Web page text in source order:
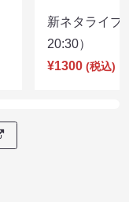
新ネタライ
20:30）
¥1300 (税込)